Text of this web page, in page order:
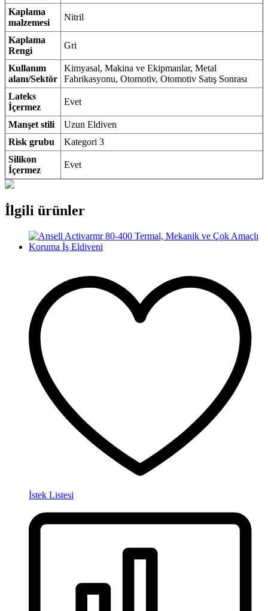
Kaplama
malzemesi
Nitril
Kaplama
Rengi
Gri
Kullanım
alanı/Sektör
Kimyasal, Makina ve Ekipmanlar, Metal
Fabrikasyonu, Otomotiv, Otomotiv Satış Sonrası
Lateks
İçermez
Evet
Manşet stili
Uzun Eldiven
Risk grubu
Kategori 3
Silikon
İçermez
Evet
İlgili ürünler
İstek Listesi